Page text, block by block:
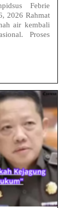
Febrie
2026 Rahmat
air kembali
Proses